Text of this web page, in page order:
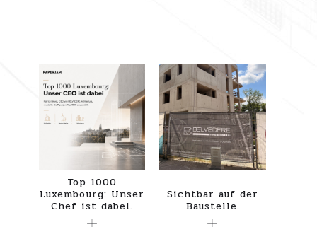
Top 1000
Luxembourg: Unser
Chef ist dabei.
Sichtbar auf der
Baustelle.